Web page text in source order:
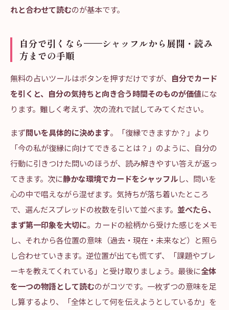
れと合わせて読むのが基本です。
自分で引くなら——シャッフルから展開・読み
方までの手順
無料の占いツールはボタンを押すだけですが、 自分でカード
を引くと、自分の気持ちと向き合う時間そのものが価値にな
ります。難しく考えず、次の流れで試してみてください。
まず問いを具体的に決めます。「復縁できますか？」より
「今の私が復縁に向けてできることは？」のように、自分の
行動に引きつけた問いのほうが、読み解きやすい答えが返っ
てきます。次に静かな環境でカードをシャッフルし、問いを
心の中で唱えながら混ぜます。気持ちが落ち着いたところ
で、選んだスプレッドの枚数を引いて並べます。 並べたら、
まず第一印象を大切に。カードの絵柄から受けた感じをメモ
し、それから各位置の意味（過去・現在・未来など）と照ら
し合わせていきます。逆位置が出ても慌てず、「課題やブレ
ーキを教えてくれている」と受け取りましょう。最後に全体
を一つの物語として読むのがコツです。一枚ずつの意味を足
し算するより、「全体として何を伝えようとしているか」を